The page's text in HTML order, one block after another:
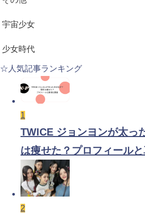
宇宙少女
少女時代
☆人気記事ランキング
1
TWICE ジョンヨンが太っ
は痩せた？プロフィール
2